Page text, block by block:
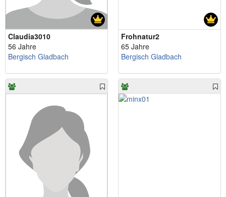
Claudia3010
56 Jahre
Bergisch Gladbach
Frohnatur2
65 Jahre
Bergisch Gladbach